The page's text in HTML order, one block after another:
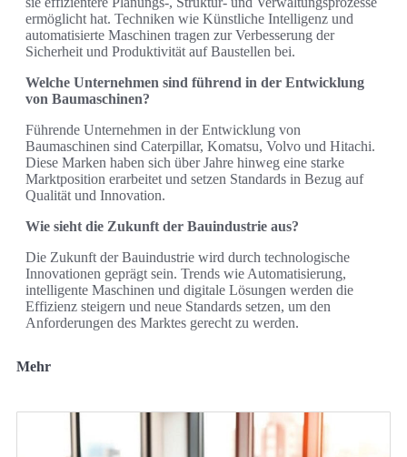
ermöglicht hat. Techniken wie Künstliche Intelligenz und
automatisierte Maschinen tragen zur Verbesserung der
Sicherheit und Produktivität auf Baustellen bei.
Welche Unternehmen sind führend in der Entwicklung
von Baumaschinen?
Führende Unternehmen in der Entwicklung von
Baumaschinen sind Caterpillar, Komatsu, Volvo und Hitachi.
Diese Marken haben sich über Jahre hinweg eine starke
Marktposition erarbeitet und setzen Standards in Bezug auf
Qualität und Innovation.
Wie sieht die Zukunft der Bauindustrie aus?
Die Zukunft der Bauindustrie wird durch technologische
Innovationen geprägt sein. Trends wie Automatisierung,
intelligente Maschinen und digitale Lösungen werden die
Effizienz steigern und neue Standards setzen, um den
Anforderungen des Marktes gerecht zu werden.
Mehr